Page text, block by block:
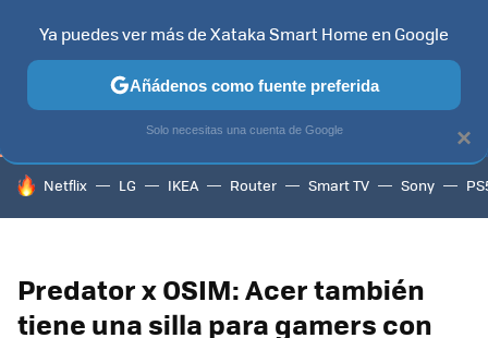
TELEVISORES CONTENIDOS SMART TV SELECCIÓN
HOY SE HABLA DE
Netflix LG IKEA Router Smart TV Sony
Predator x OSIM: Acer también
tiene una silla para gamers con
×
Ya puedes ver más de Xataka Smart Home en Google
Añádenos como fuente preferida
Solo necesitas una cuenta de Google